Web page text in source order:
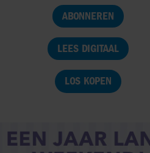
ABONNEREN
LEES DIGITAAL
LOS KOPEN